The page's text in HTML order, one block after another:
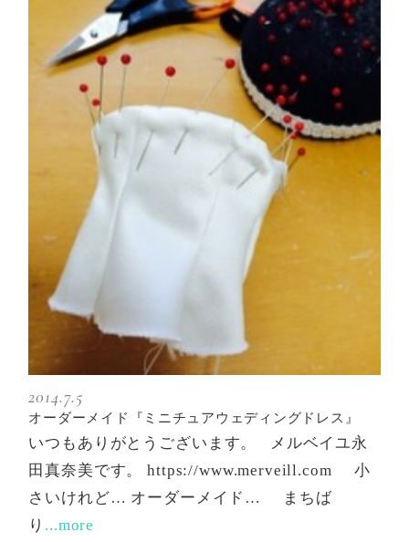
2014.7.5
オーダーメイド『ミニチュアウェディングドレス』
いつもありがとうございます。 メルベイユ永
田真奈美です。 https://www.merveill.com 小
さいけれど… オーダーメイド… まちば
り ...more